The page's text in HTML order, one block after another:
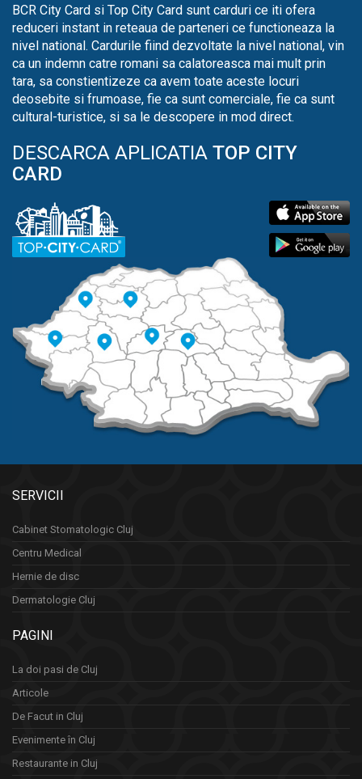
BCR City Card si Top City Card sunt carduri ce iti ofera
reduceri instant in reteaua de parteneri ce functioneaza la
nivel national. Cardurile fiind dezvoltate la nivel national, vin
ca un indemn catre romani sa calatoreasca mai mult prin
tara, sa constientizeze ca avem toate aceste locuri
deosebite si frumoase, fie ca sunt comerciale, fie ca sunt
cultural-turistice, si sa le descopere in mod direct.
DESCARCA APLICATIA TOP CITY
CARD
SERVICII
Cabinet Stomatologic Cluj
Centru Medical
Hernie de disc
Dermatologie Cluj
PAGINI
La doi pasi de Cluj
Articole
De Facut in Cluj
Evenimente în Cluj
Restaurante in Cluj